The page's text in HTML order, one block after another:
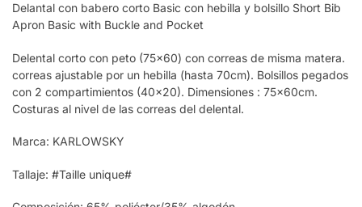
ANTHRACITE
MOSS GREEN
Delantal con babero corto Basic con hebilla y bolsillo Short Bib
Apron Basic with Buckle and Pocket
Delental corto con peto (75×60) con correas de misma matera.
correas ajustable por un hebilla (hasta 70cm). Bolsillos pegados
con 2 compartimientos (40×20). Dimensiones : 75x60cm.
Costuras al nivel de las correas del delental.
Marca: KARLOWSKY
Tallaje: #Taille unique#